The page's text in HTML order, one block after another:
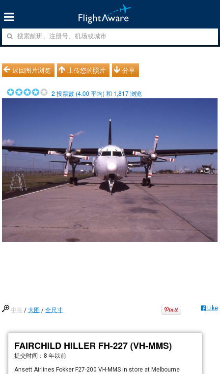
返回图片浏览 上传您的照片 分享
2 投票數 (4.00 平均) 和 1,817浏览
中等 /大图 /全尺寸 Like
FAIRCHILD HILLER FH-227 (VH-MMS)
提交时间： 8 年以前
Ansett Airlines Fokker F27-200 VH-MMS in store at Melbourne